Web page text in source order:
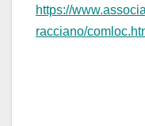
https://
racciano/